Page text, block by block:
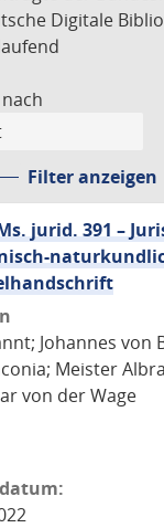
Digitale
Filter anzeigen
jurid. 391 –
Johannes von
Meister
von der Wage